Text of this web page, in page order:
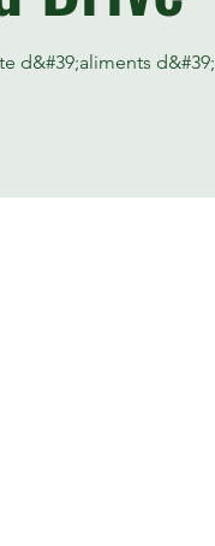
d&#39;aliments